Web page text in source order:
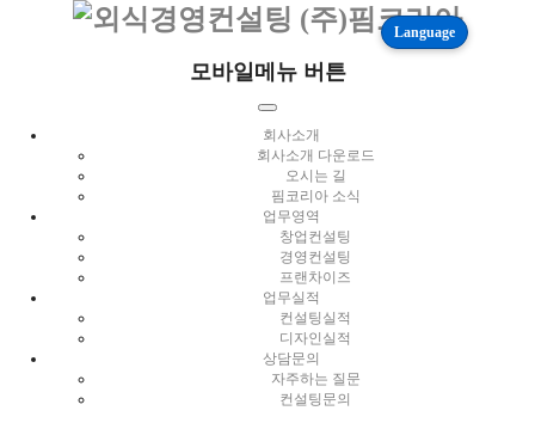
Language
모바일메뉴 버튼
회사소개
회사소개 다운로드
오시는 길
핌코리아 소식
업무영역
창업컨설팅
경영컨설팅
프랜차이즈
업무실적
컨설팅실적
디자인실적
상담문의
자주하는 질문
컨설팅문의